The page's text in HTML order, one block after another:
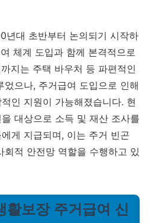
년대 초반부터 논의되기 시작하
체계 도입과 함께 본격적으로
지는 주택 바우처 등 파편적인
었으나, 주거급여 도입으로 인해
인 지원이 가능해졌습니다. 현
대상으로 소득 및 재산 조사를
게 지급되며, 이는 주거 빈곤
회적 안전망 역할을 수행하고 있
활보장 주거급여 신